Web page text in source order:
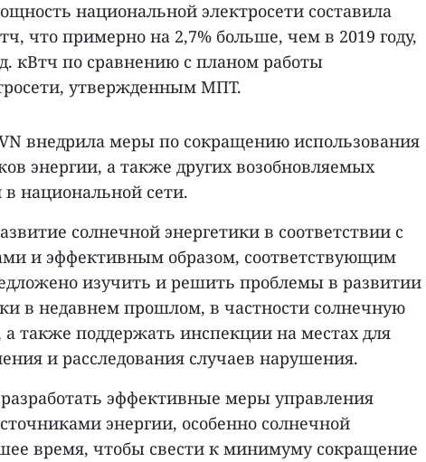
национальной электросети составила
что примерно на 2,7% больше, чем в 2019 году,
кВтч по сравнению с планом работы
утвержденным МПТ.
внедрила меры по сокращению использования
энергии, а также других возобновляемых
национальной сети.
солнечной энергетики в соответствии с
и эффективным образом, соответствующим
изучить и решить проблемы в развитии
в недавнем прошлом, в частности солнечную
также поддержать инспекции на местах для
и расследования случаев нарушения.
эффективные меры управления
энергии, особенно солнечной
время, чтобы свести к минимуму сокращение